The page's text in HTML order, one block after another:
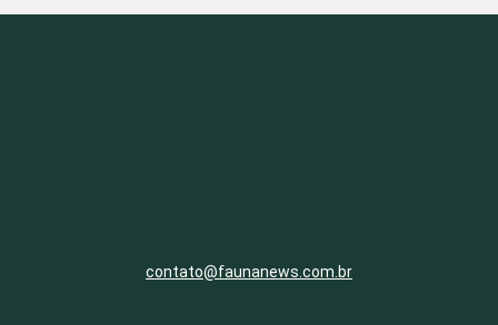
contato@faunanews.com.br